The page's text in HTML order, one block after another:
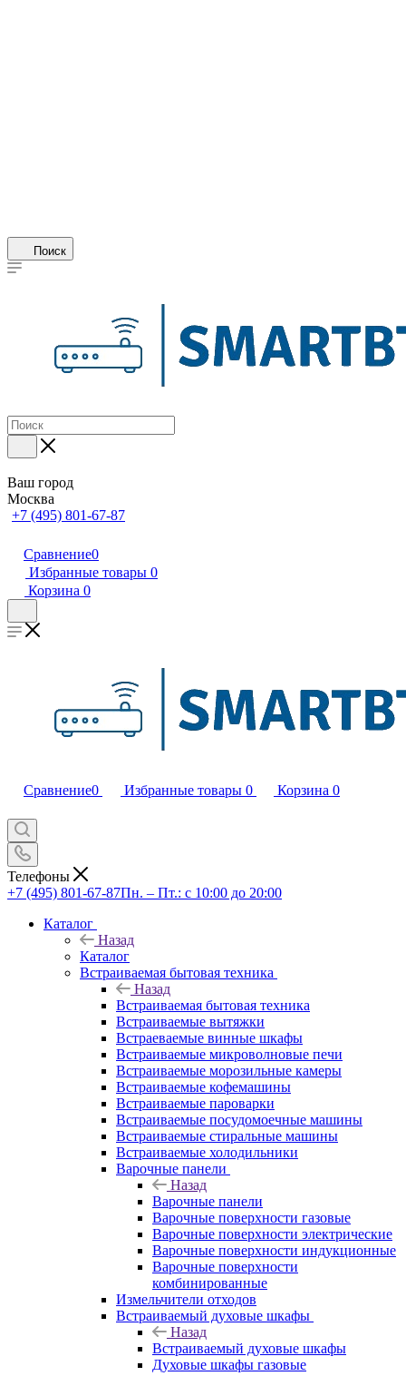
Поиск
Ваш город
Москва
+7 (495) 801-67-87
Сравнение0
Избранные товары 0
Корзина 0
Сравнение0 Избранные товары 0 Корзина 0
Телефоны
+7 (495) 801-67-87Пн. – Пт.: с 10:00 до 20:00
Каталог
Назад
Каталог
Встраиваемая бытовая техника
Назад
Встраиваемая бытовая техника
Встраиваемые вытяжки
Встраеваемые винные шкафы
Встраиваемые микроволновые печи
Встраиваемые морозильные камеры
Встраиваемые кофемашины
Встраиваемые пароварки
Встраиваемые посудомоечные машины
Встраиваемые стиральные машины
Встраиваемые холодильники
Варочные панели
Назад
Варочные панели
Варочные поверхности газовые
Варочные поверхности электрические
Варочные поверхности индукционные
Варочные поверхности
комбинированные
Измельчители отходов
Встраиваемый духовые шкафы
Назад
Встраиваемый духовые шкафы
Духовые шкафы газовые